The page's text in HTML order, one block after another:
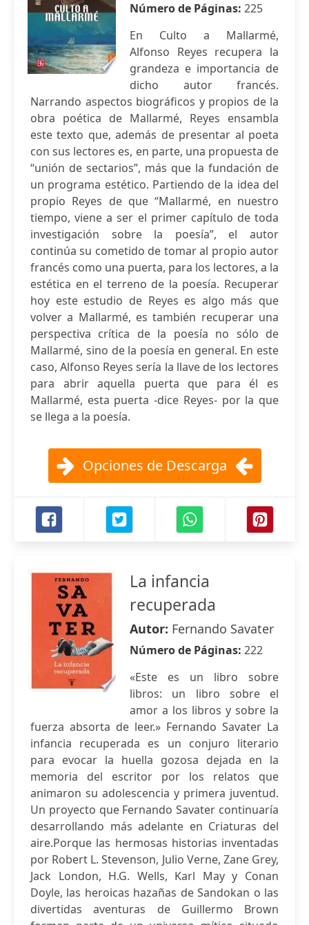
Número de Páginas: 225
En Culto a Mallarmé,
Alfonso Reyes recupera la
grandeza e importancia de
dicho autor francés.
Narrando aspectos biográficos y propios de la
obra poética de Mallarmé, Reyes ensambla
este texto que, además de presentar al poeta
con sus lectores es, en parte, una propuesta de
“unión de sectarios”, más que la fundación de
un programa estético. Partiendo de la idea del
propio Reyes de que “Mallarmé, en nuestro
tiempo, viene a ser el primer capítulo de toda
investigación sobre la poesía”, el autor
continúa su cometido de tomar al propio autor
francés como una puerta, para los lectores, a la
estética en el terreno de la poesía. Recuperar
hoy este estudio de Reyes es algo más que
volver a Mallarmé, es también recuperar una
perspectiva crítica de la poesía no sólo de
Mallarmé, sino de la poesía en general. En este
caso, Alfonso Reyes sería la llave de los lectores
para abrir aquella puerta que para él es
Mallarmé, esta puerta -dice Reyes- por la que
se llega a la poesía.
Opciones de Descarga
La infancia
recuperada
Autor: Fernando Savater
Número de Páginas: 222
«Este es un libro sobre
libros: un libro sobre el
amor a los libros y sobre la
fuerza absorta de leer.» Fernando Savater La
infancia recuperada es un conjuro literario
para evocar la huella gozosa dejada en la
memoria del escritor por los relatos que
animaron su adolescencia y primera juventud.
Un proyecto que Fernando Savater continuaría
desarrollando más adelante en Criaturas del
aire.Porque las hermosas historias inventadas
por Robert L. Stevenson, Julio Verne, Zane Grey,
Jack London, H.G. Wells, Karl May y Conan
Doyle, las heroicas hazañas de Sandokan o las
divertidas aventuras de Guillermo Brown